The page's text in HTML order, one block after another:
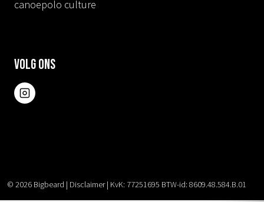
canoepolo culture
Volg ons
© 2026 Bigbeard | Disclaimer | KvK: 77251695 BTW-id: 8609.48.584.B.01